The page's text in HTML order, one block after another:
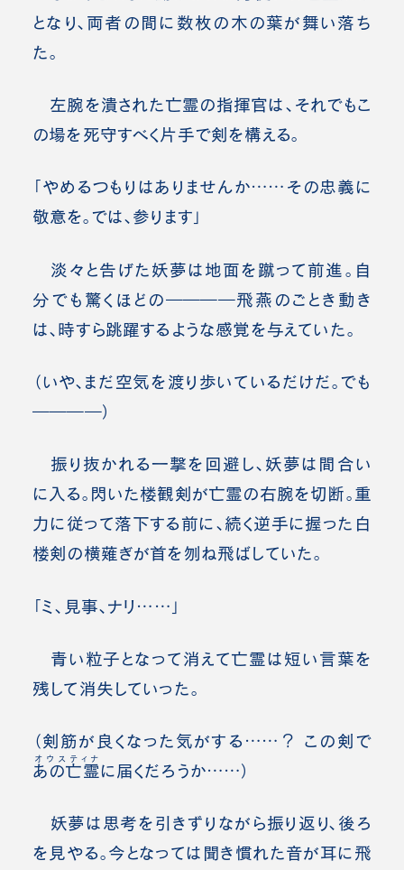
となり、両者の間に数枚の木の葉が舞い落ち
た。
左腕を潰された亡霊の指揮官は、それでもこ
の場を死守すべく片手で剣を構える。
「やめるつもりはありませんか……その忠義に
敬意を。では、参ります」
淡々と告げた妖夢は地面を蹴って前進。自
分でも驚くほどの――――飛燕のごとき動き
は、時すら跳躍するような感覚を与えていた。
（いや、まだ空気を渡り歩いているだけだ。でも
――――）
振り抜かれる一撃を回避し、妖夢は間合い
に入る。閃いた楼観剣が亡霊の右腕を切断。重
力に従って落下する前に、続く逆手に握った白
楼剣の横薙ぎが首を刎ね飛ばしていた。
「ミ、見事、ナリ……」
青い粒子となって消えて亡霊は短い言葉を
残して消失していった。
（剣筋が良くなった気がする……？ この剣で
あの亡霊
オウスティナ
に届くだろうか……）
妖夢は思考を引きずりながら振り返り、後ろ
を見やる。今となっては聞き慣れた音が耳に飛